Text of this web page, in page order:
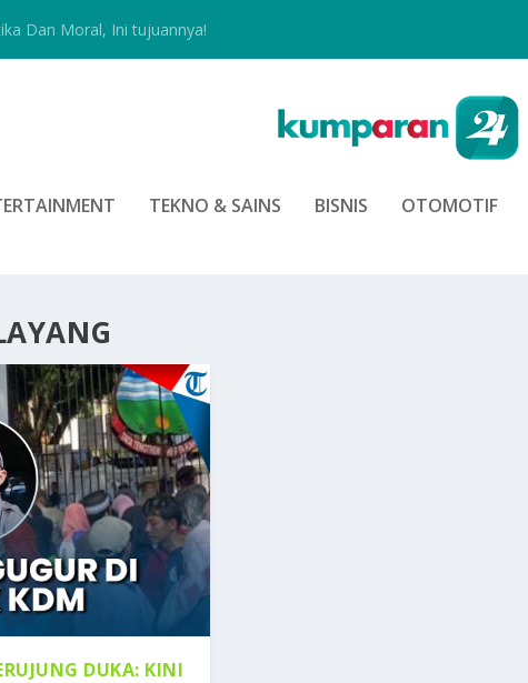
Dan Moral, Ini tujuannya!
TEKNO & SAINS BISNIS OTOMOTIF
DUKA: KINI